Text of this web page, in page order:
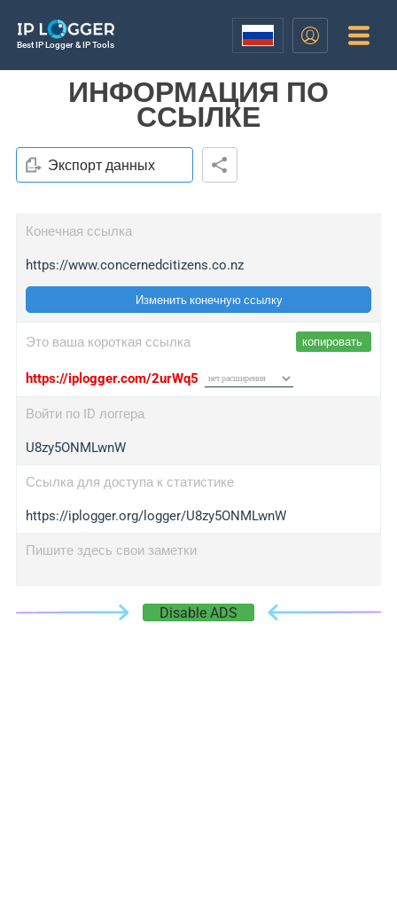
Best IP Logger & IP Tools
ИНФОРМАЦИЯ ПО
ССЫЛКЕ
Экспорт данных
Конечная ссылка
https://www.concernedcitizens.co.nz
Изменить конечную ссылку
Это ваша короткая ссылка копировать
https://iplogger.com/2urWq5
Войти по ID логгера
U8zy5ONMLwnW
Ссылка для доступа к статистике
https://iplogger.org/logger/U8zy5ONMLwnW
Пишите здесь свои заметки
Disable ADS